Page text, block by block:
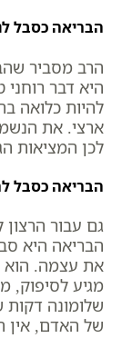
הבריאה כסבל
הרב מסביר
היא דבר
להיות כלואה
ארצי. את
לכן המציאות
הבריאה כסבל
גם עבור
הבריאה היא
את עצמה. הוא
מגיע לסיפוק,
שלומונה דקות
של האדם, אין